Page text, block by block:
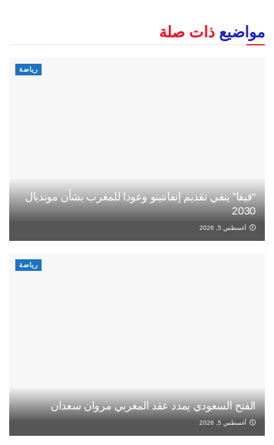
مواضيع ذات صلة
رياضة
“فيفا” ينفي تقديم إنفانتينو وعودا للمغرب بشأن مونديال
2030
أغسطس 5, 2026
رياضة
الفتح السعودي يمدد عقد المغربي مروان سعدان
أغسطس 5, 2026